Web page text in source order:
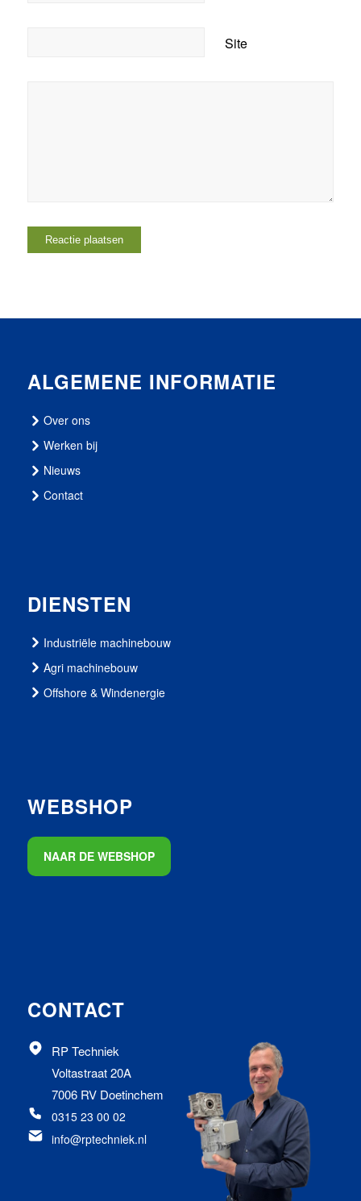
Site
ALGEMENE INFORMATIE
Over ons
Werken bij
Nieuws
Contact
DIENSTEN
Industriële machinebouw
Agri machinebouw
Offshore & Windenergie
WEBSHOP
NAAR DE WEBSHOP
CONTACT
RP Techniek
Voltastraat 20A
7006 RV Doetinchem
0315 23 00 02
info@rptechniek.nl